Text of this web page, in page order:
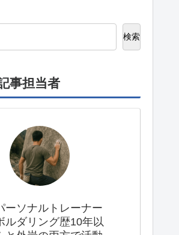
検索
事担当者
ーソナルトレーナー
ルダリング歴10年以